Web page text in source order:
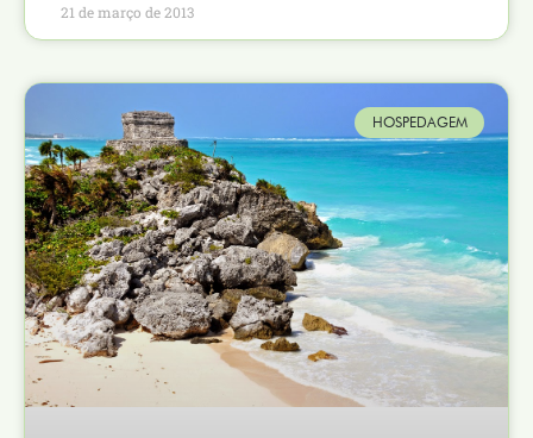
21 de março de 2013
HOSPEDAGEM